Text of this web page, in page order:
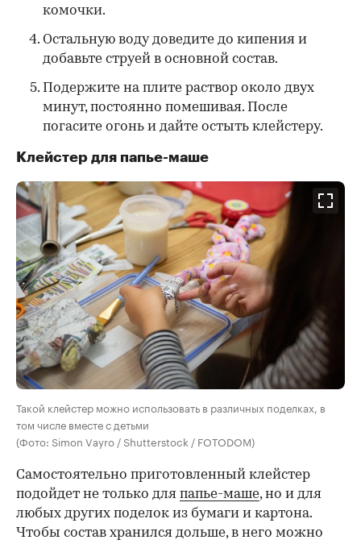
комочки.
Остальную воду доведите до кипения и
добавьте струей в основной состав.
Подержите на плите раствор около двух
минут, постоянно помешивая. После
погасите огонь и дайте остыть клейстеру.
Клейстер для папье-маше
Такой клейстер можно использовать в различных поделках, в
том числе вместе с детьми
(Фото: Simon Vayro / Shutterstock / FOTODOM)
Самостоятельно приготовленный клейстер
подойдет не только для папье-маше, но и для
любых других поделок из бумаги и картона.
Чтобы состав хранился дольше, в него можно